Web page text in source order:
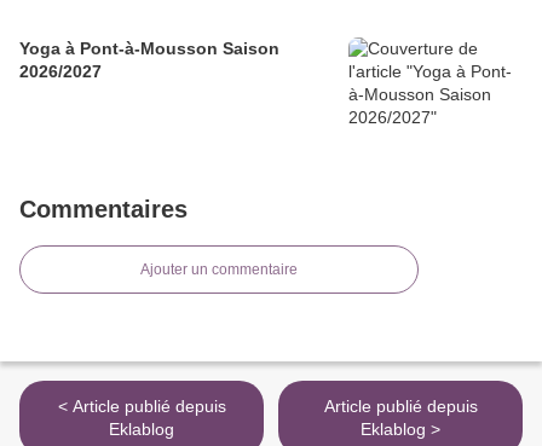
Yoga à Pont-à-Mousson Saison
2026/2027
Commentaires
Ajouter un commentaire
< Article publié depuis
Eklablog
Article publié depuis
Eklablog >